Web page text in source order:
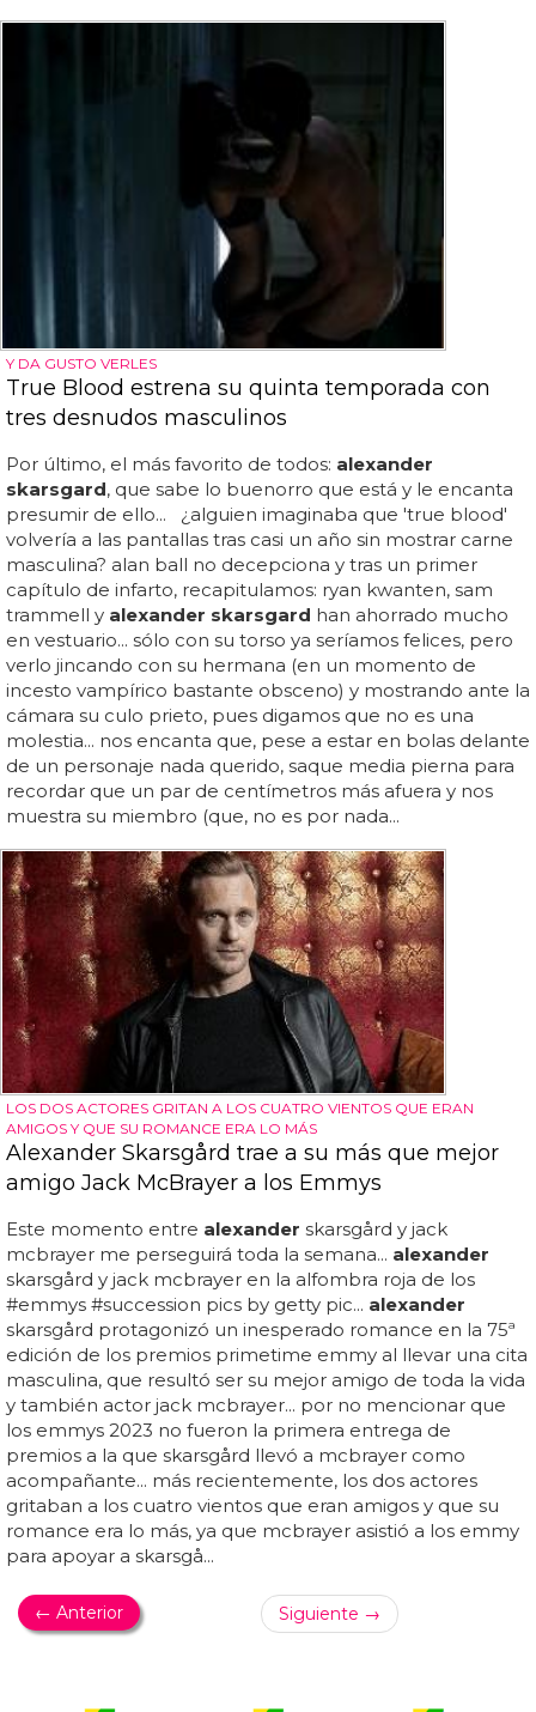
Y DA GUSTO VERLES
True Blood estrena su quinta temporada con
tres desnudos masculinos
Por último, el más favorito de todos: alexander
skarsgard, que sabe lo buenorro que está y le encanta
presumir de ello... ¿alguien imaginaba que 'true blood'
volvería a las pantallas tras casi un año sin mostrar carne
masculina? alan ball no decepciona y tras un primer
capítulo de infarto, recapitulamos: ryan kwanten, sam
trammell y alexander skarsgard han ahorrado mucho
en vestuario... sólo con su torso ya seríamos felices, pero
verlo jincando con su hermana (en un momento de
incesto vampírico bastante obsceno) y mostrando ante la
cámara su culo prieto, pues digamos que no es una
molestia... nos encanta que, pese a estar en bolas delante
de un personaje nada querido, saque media pierna para
recordar que un par de centímetros más afuera y nos
muestra su miembro (que, no es por nada...
LOS DOS ACTORES GRITAN A LOS CUATRO VIENTOS QUE ERAN
AMIGOS Y QUE SU ROMANCE ERA LO MÁS
Alexander Skarsgård trae a su más que mejor
amigo Jack McBrayer a los Emmys
Este momento entre alexander skarsgård y jack
mcbrayer me perseguirá toda la semana... alexander
skarsgård y jack mcbrayer en la alfombra roja de los
#emmys #succession pics by getty pic... alexander
skarsgård protagonizó un inesperado romance en la 75ª
edición de los premios primetime emmy al llevar una cita
masculina, que resultó ser su mejor amigo de toda la vida
y también actor jack mcbrayer... por no mencionar que
los emmys 2023 no fueron la primera entrega de
premios a la que skarsgård llevó a mcbrayer como
acompañante... más recientemente, los dos actores
gritaban a los cuatro vientos que eran amigos y que su
romance era lo más, ya que mcbrayer asistió a los emmy
para apoyar a skarsgå...
← Anterior Siguiente →